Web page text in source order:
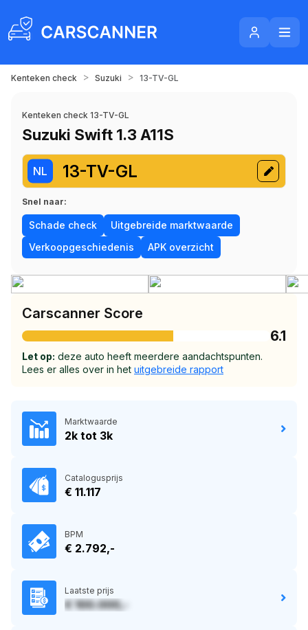
Kenteken check > Suzuki > 13-TV-GL
Kenteken check 13-TV-GL
Suzuki Swift 1.3 A11S
NL 13-TV-GL
Snel naar:
Schade check
Uitgebreide marktwaarde
Verkoopgeschiedenis
APK overzicht
Carscanner Score
6.1
Let op: deze auto heeft meerdere aandachtspunten.
Lees er alles over in het uitgebreide rapport
Marktwaarde
2k tot 3k
Catalogusprijs
€ 11.117
BPM
€ 2.792,-
Laatste prijs
€ 100.000,-